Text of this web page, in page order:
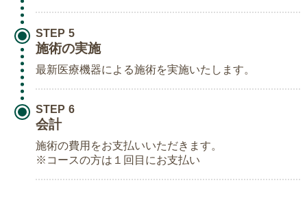
STEP
施術の実施
最新医療機器による施術を実施いたします。
STEP
会計
施術の費用をお支払いいただきます。
※コースの方は１回目にお支払い